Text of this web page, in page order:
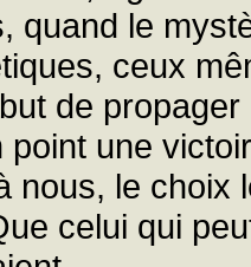
quand le
ceux
de
point une
nous, le
celui qui